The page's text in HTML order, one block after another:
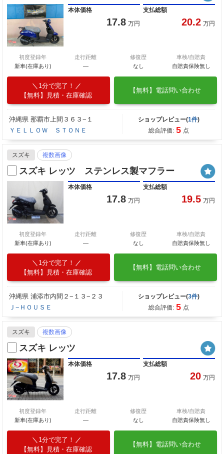
本体価格
17.8 万円
支払総額
20.2 万円
初度登録年
新車(在庫あり)
走行距離
―
修復歴
なし
車検/自賠責
自賠責保険無し
1分で完了！
【無料】見積・在庫確認
【無料】電話問い合わせ
沖縄県 那覇市上間３６３−１
ＹＥＬＬＯＷ ＳＴＯＮＥ
ショップレビュー(1件)
総合評価: 5 点
スズキ 複数画像
スズキ レッツ ステンレス製マフラー
本体価格
17.8 万円
支払総額
19.5 万円
初度登録年
新車(在庫あり)
走行距離
―
修復歴
なし
車検/自賠責
自賠責保険無し
1分で完了！
【無料】見積・在庫確認
【無料】電話問い合わせ
沖縄県 浦添市内間２−１３−２３
Ｊ−ＨＯＵＳＥ
ショップレビュー(3件)
総合評価: 5 点
スズキ 複数画像
スズキ レッツ
本体価格
17.8 万円
支払総額
20 万円
初度登録年
新車(在庫あり)
走行距離
―
修復歴
なし
車検/自賠責
自賠責保険無し
1分で完了！
【無料】見積・在庫確認
【無料】電話問い合わせ